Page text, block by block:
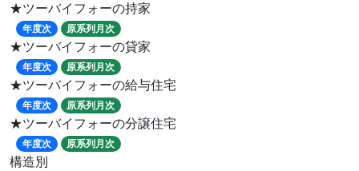
★ツーバイフォーの持家
年度次 原系列月次
★ツーバイフォーの貸家
年度次 原系列月次
★ツーバイフォーの給与住宅
年度次 原系列月次
★ツーバイフォーの分譲住宅
年度次 原系列月次
構造別